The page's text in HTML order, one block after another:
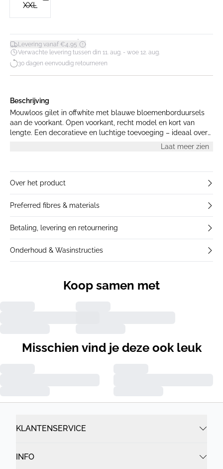
XXL
Levering vanaf €4,95*
Verwachte levering tussen din 11. aug. - woe 12. aug.
30 dagen eenvoudig retourneren
Beschrijving
Mouwloos gilet in offwhite met blauwe bloemenborduursels
aan de voorkant. Open voorkant, recht model en kort van
lengte. Een decoratieve en luchtige toevoeging – ideaal over
een T-shirt of jurk. Het model is 175 cm lang en draagt maat
Laat meer zien
Over het product
Preferred fibres & materials
Betaling, levering en retournering
Onderhoud & Wasinstructies
Koop samen met
Misschien vind je deze ook leuk
KLANTENSERVICE
INFO